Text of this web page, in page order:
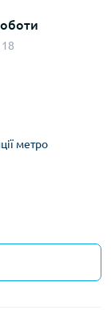
метро